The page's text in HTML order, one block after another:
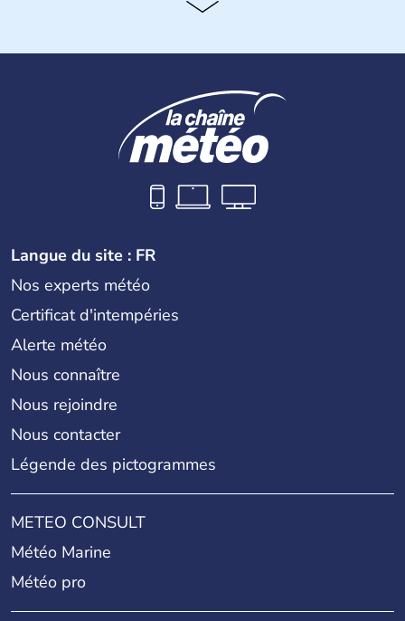
Les premiers aborigènes australiens sont arrivés il y a
humaines. Il faut attendre 1522 pour qu'un explorateur
portugais découvre le continent australien, puis les
années 1700 pour que l'île devienne une terre
d'émigration européenne. La Grande-Bretagne
revendique son appartenance le 26 janvier 1788,
désormais jour de la fête nationale australienne. Cette
monarchie constitutionnelle est encore placée sous le
Langue du site : FR
Nos experts météo
Certificat d'intempéries
Alerte météo
Nous connaître
Nous rejoindre
Nous contacter
Légende des pictogrammes
METEO CONSULT
Météo Marine
Météo pro